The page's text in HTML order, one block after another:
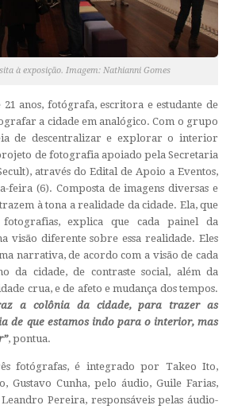
à exposição. Imagem: Nathianni Gomes
anos, fotógrafa, escritora e estudante de
a cidade em analógico. Com o grupo
de descentralizar e explorar o interior
de fotografia apoiado pela Secretaria
através do Edital de Apoio a Eventos,
feira (6). Composta de imagens diversas e
à tona a realidade da cidade. Ela, que
explica que cada painel da
visão diferente sobre essa realidade. Eles
narrativa, de acordo com a visão de cada
da cidade, de contraste social, além da
crua, e de afeto e mudança dos tempos.
a colônia da cidade, para trazer as
de que estamos indo para o interior, mas
, pontua.
fotógrafas, é integrado por Takeo Ito,
Gustavo Cunha, pelo áudio, Guile Farias,
Pereira, responsáveis pelas áudio-